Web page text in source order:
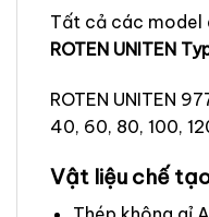
Tất cả các model
ROTEN UNITEN
ROTEN UNITEN
40, 60, 80, 100,
Vật liệu chế